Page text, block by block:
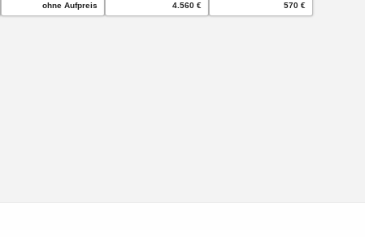
ohne Aufpreis
4.560 €
570 €